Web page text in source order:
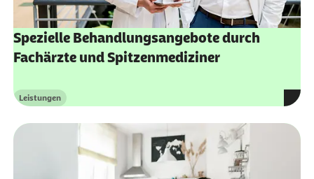
Spezielle Behandlungsangebote durch
Fachärzte und Spitzenmediziner
Kategorie
Leistungen